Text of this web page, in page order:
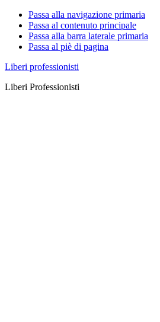
Passa alla navigazione primaria
Passa al contenuto principale
Passa alla barra laterale primaria
Passa al piè di pagina
Liberi professionisti
Liberi Professionisti